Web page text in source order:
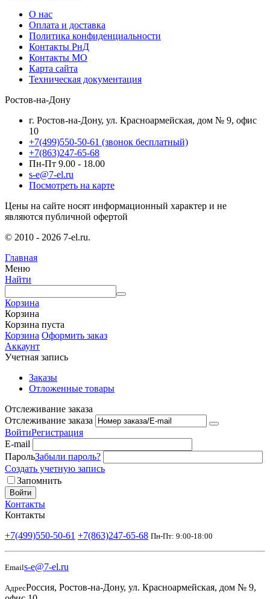
О нас
Оплата и доставка
Политика конфиденциальности
Контакты РнД
Контакты МО
Карта сайта
Техническая документация
Ростов-на-Дону
г. Ростов-на-Дону, ул. Красноармейская, дом № 9, офис
10
+7(499)550-50-61 (звонок бесплатный)
+7(863)247-65-68
Пн-Пт 9.00 - 18.00
s-e@7-el.ru
Посмотреть на карте
Цены на сайте носят информационный характер и не
являются публичной офертой
© 2010 - 2026 7-el.ru.
Главная
Меню
Найти
Корзина
Корзина
Корзина пуста
Корзина Оформить заказ
Аккаунт
Учетная запись
Заказы
Отложенные товары
Отслеживание заказа
Отслеживание заказа
ВойтиРегистрация
E-mail
ПарольЗабыли пароль?
Создать учетную запись
Запомнить
Войти
Контакты
Контакты
+7(499)550-50-61 +7(863)247-65-68 Пн-Пт: 9:00-18:00
Emails-e@7-el.ru
АдресРоссия, Ростов-на-Дону, ул. Красноармейская, дом № 9,